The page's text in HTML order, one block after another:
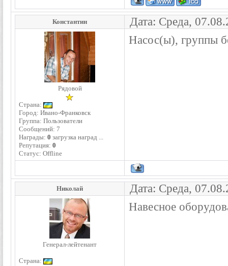
Константин Дата: Среда,
Рядовой
Страна:
Город: Ивано-Франковск
Группа: Пользователи
Сообщений: 7
Награды: 0 загрузка наград ...
Репутация: 0
Статус: Offline
Насос(ы), группы
Николай Дата: Среда,
Генерал-лейтенант
Страна:
Навесное